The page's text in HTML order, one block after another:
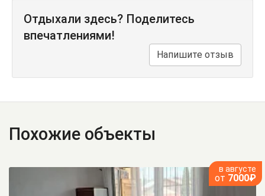
Отдыхали здесь? Поделитесь
впечатлениями!
Напишите отзыв
Похожие объекты
в августе
от 7000₽